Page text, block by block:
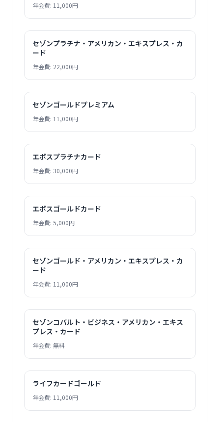
年会費: 11,000円
セゾンプラチナ・アメリカン・エキスプレス・カ
ード
年会費: 22,000円
セゾンゴールドプレミアム
年会費: 11,000円
エポスプラチナカード
年会費: 30,000円
エポスゴールドカード
年会費: 5,000円
セゾンゴールド・アメリカン・エキスプレス・カ
ード
年会費: 11,000円
セゾンコバルト・ビジネス・アメリカン・エキス
プレス・カード
年会費: 無料
ライフカードゴールド
年会費: 11,000円